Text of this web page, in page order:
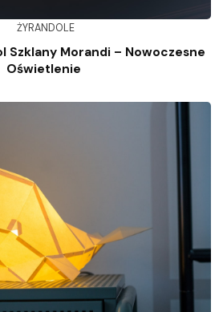
ŻYRANDOLE
Szklany Morandi – Nowoczesne
Oświetlenie